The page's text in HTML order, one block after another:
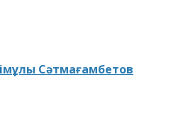
Сәтмағамбетов